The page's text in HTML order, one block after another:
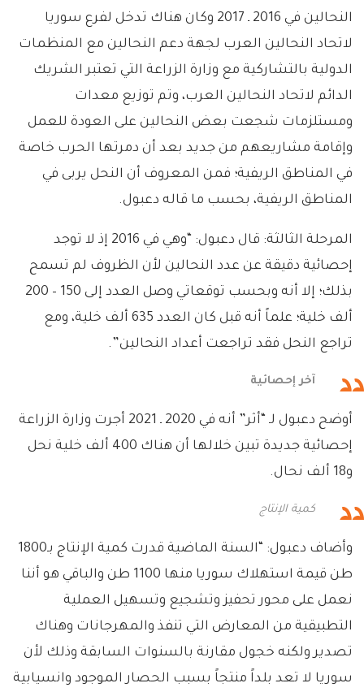
النحالين في 2016 ـ 2017 وكان هناك تدخل لفرع سوريا
لاتحاد النحالين العرب لجهة دعم النحالين مع المنظمات
الدولية بالتشاركية مع وزارة الزراعة التي تعتبر الشريك
الدائم لاتحاد النحالين العرب، وتم توزيع معدات
ومستلزمات شجعت بعض النحالين على العودة للعمل
وإقامة مشاريعهم من جديد بعد أن دمرتها الحرب خاصة
في المناطق الريفية؛ فمن المعروف أن النحل يربى في
المناطق الريفية، بحسب ما قاله دعبول.
المرحلة الثالثة: قال دعبول: “وهي في 2016 إذ لا توجد
إحصائية دقيقة عن عدد النحالين لأن الظروف لم تسمح
بذلك؛ إلا أنه وبحسب توقعاتي وصل العدد إلى 150 – 200
ألف خلية؛ علماً أنه قبل كان العدد 635 ألف خلية، ومع
تراجع النحل فقد تراجعت أعداد النحالين”.
آخر إحصائية
أوضح دعبول لـ “أثر” أنه في 2020 ـ 2021 أجرت وزارة الزراعة
إحصائية جديدة تبين خلالها أن هناك 400 ألف خلية نحل
و18 ألف نحال.
كمية الإنتاج
وأضاف دعبول: “السنة الماضية قدرت كمية الإنتاج بـ1800
طن قيمة استهلاك سوريا منها 1100 طن والباقي هو أننا
نعمل على محور تحفيز وتشجيع وتسهيل العملية
التطبيقية من المعارض التي تنفذ والمهرجانات وهناك
تصدير ولكنه خجول مقارنة بالسنوات السابقة وذلك لأن
سوريا لا تعد بلداً منتجاً بسبب الحصار الموجود وانسيابية